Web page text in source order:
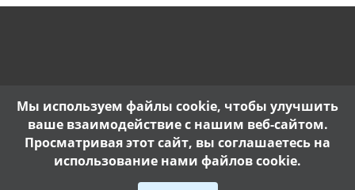
Мы используем файлы cookie, чтобы улучшить
ваше взаимодействие с нашим веб-сайтом.
Просматривая этот сайт, вы соглашаетесь на
использование нами файлов cookie.